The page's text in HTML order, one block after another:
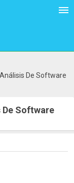
De Software
De Software